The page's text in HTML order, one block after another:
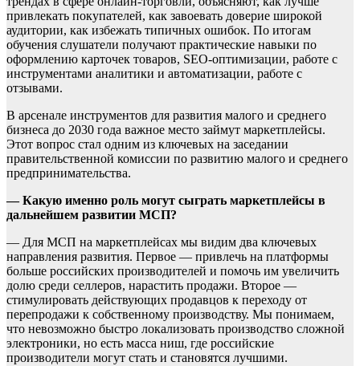
привлекать покупателей, как завоевать доверие широкой
аудитории, как избежать типичных ошибок. По итогам
обучения слушатели получают практические навыки по
оформлению карточек товаров, SEO-оптимизации, работе с
инструментами аналитики и автоматизации, работе с
отзывами.
В арсенале инструментов для развития малого и среднего
бизнеса до 2030 года важное место займут маркетплейсы.
Этот вопрос стал одним из ключевых на заседании
правительственной комиссии по развитию малого и среднего
предпринимательства.
— Какую именно роль могут сыграть маркетплейсы в
дальнейшем развитии МСП?
— Для МСП на маркетплейсах мы видим два ключевых
направления развития. Первое — привлечь на платформы
больше российских производителей и помочь им увеличить
долю среди селлеров, нарастить продажи. Второе —
стимулировать действующих продавцов к переходу от
перепродажи к собственному производству. Мы понимаем,
что невозможно быстро локализовать производство сложной
электроники, но есть масса ниш, где российские
производители могут стать и становятся лучшими.